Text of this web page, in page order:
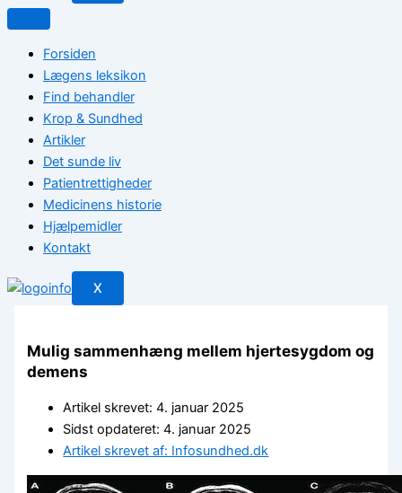
Forsiden
Lægens leksikon
Find behandler
Krop & Sundhed
Artikler
Det sunde liv
Patientrettigheder
Medicinens historie
Hjælpemidler
Kontakt
X
Mulig sammenhæng mellem hjertesygdom og
demens
Artikel skrevet: 4. januar 2025
Sidst opdateret: 4. januar 2025
Artikel skrevet af: Infosundhed.dk